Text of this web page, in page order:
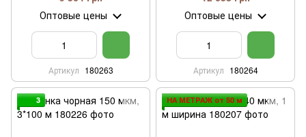
Оптовые цены
Артикул 180263
Оптовые цены
Артикул 180264
3 НА МЕТРАЖ от 50 м